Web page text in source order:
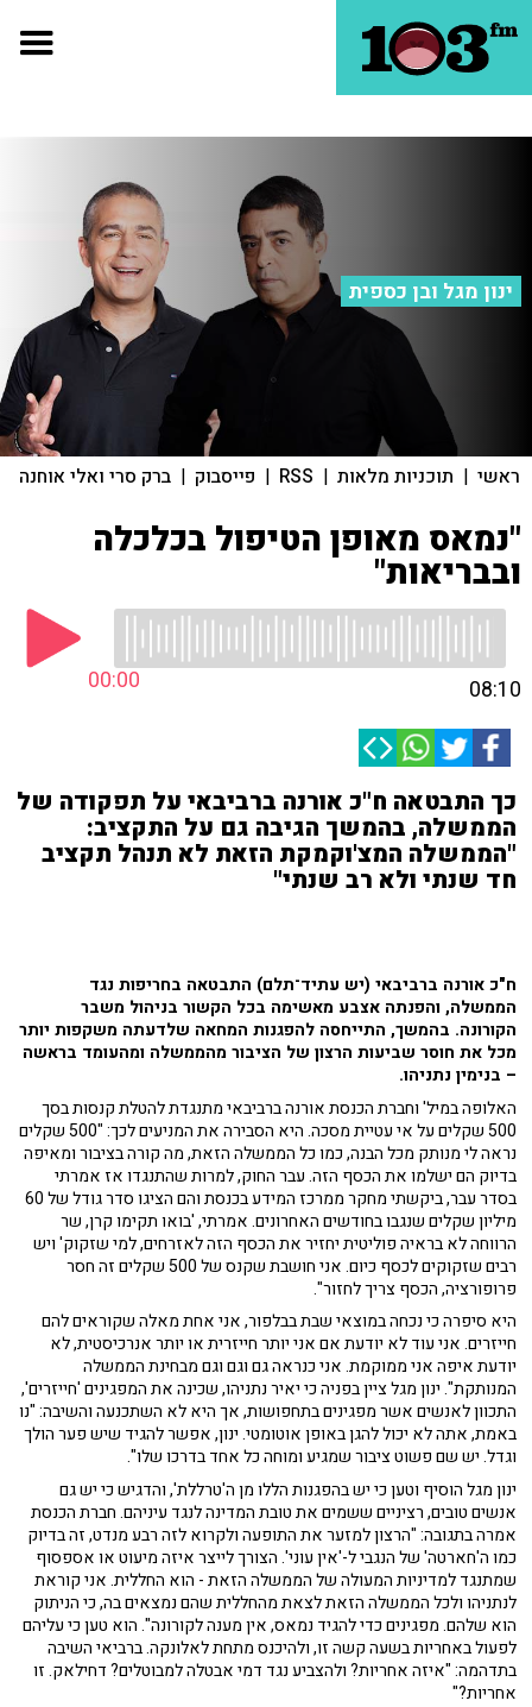
ינון מגל ובן כספית
ראשי | תוכניות מלאות |
RSS
| פייסבוק | ברק סרי ואלי אוחנה
"נמאס מאופן הטיפול בכלכלה
ובבריאות"
00:00 08:10
כך התבטאה ח"כ אורנה ברביבאי על תפקודה של
הממשלה, בהמשך הגיבה גם על התקציב:
"הממשלה המצ'וקמקת הזאת לא תנהל תקציב
חד שנתי ולא רב שנתי"
ח"כ אורנה ברביבאי (יש עתיד־תלם) התבטאה בחריפות נגד
הממשלה, והפנתה אצבע מאשימה בכל הקשור בניהול משבר
הקורונה. בהמשך, התייחסה להפגנות המחאה שלדעתה משקפות יותר
מכל את חוסר שביעות הרצון של הציבור מהממשלה ומהעומד בראשה
– בנימין נתניהו.
האלופה במיל' וחברת הכנסת אורנה ברביבאי מתנגדת להטלת קנסות בסך
500 שקלים על אי עטיית מסכה. היא הסבירה את המניעים לכך: "500 שקלים
נראה לי מנותק מכל הבנה, כמו כל הממשלה הזאת, מה קורה בציבור ומאיפה
בדיוק הם ישלמו את הכסף הזה. עבר החוק, למרות שהתנגדו אז אמרתי
בסדר עבר, ביקשתי מחקר ממרכז המידע בכנסת והם הציגו סדר גודל של 60
מיליון שקלים שנגבו בחודשים האחרונים. אמרתי, 'בואו תקימו קרן, שר
הרווחה לא בראיה פוליטית יחזיר את הכסף הזה לאזרחים, למי שזקוק' ויש
רבים שזקוקים לכסף כיום. אני חושבת שקנס של 500 שקלים זה חסר
פרופורציה, הכסף צריך לחזור".
היא סיפרה כי נכחה במוצאי שבת בבלפור, אני אחת מאלה שקוראים להם
חייזרים. אני עוד לא יודעת אם אני יותר חייזרית או יותר אנרכיסטית, לא
יודעת איפה אני ממוקמת. אני כנראה גם וגם וגם מבחינת הממשלה
המנותקת". ינון מגל ציין בפניה כי יאיר נתניהו, שכינה את המפגינים 'חייזרים',
התכוון לאנשים אשר מפגינים בתחפושות, אך היא לא השתכנעה והשיבה: "נו
באמת, אתה לא יכול להגן באופן אוטומטי. ינון, אפשר להגיד שיש פער הולך
וגדל. יש שם פשוט ציבור שמגיע ומוחה כל אחד בדרכו שלו".
ינון מגל הוסיף וטען כי יש בהפגנות הללו מן ה'טרללת', והדגיש כי יש גם
אנשים טובים, רציניים ששמים את טובת המדינה לנגד עיניהם. חברת הכנסת
אמרה בתגובה: "הרצון למזער את התופעה ולקרוא לזה רבע מנדט, זה בדיוק
כמו ה'חארטה' של הנגבי ל-'אין עוני'. הצורך לייצר איזה מיעוט או אספסוף
שמתנגד למדיניות המעולה של הממשלה הזאת - הוא החללית. אני קוראת
לנתניהו ולכל הממשלה הזאת לצאת מהחללית שהם נמצאים בה, כי הניתוק
הוא שלהם. מפגינים כדי להגיד נמאס, אין מענה לקורונה". הוא טען כי עליהם
לפעול באחריות בשעה קשה זו, ולהיכנס מתחת לאלונקה. ברביאי השיבה
בתדהמה: "איזה אחריות? ולהצביע נגד דמי אבטלה למבוטלים? דחילאק. זו
אחריות?"